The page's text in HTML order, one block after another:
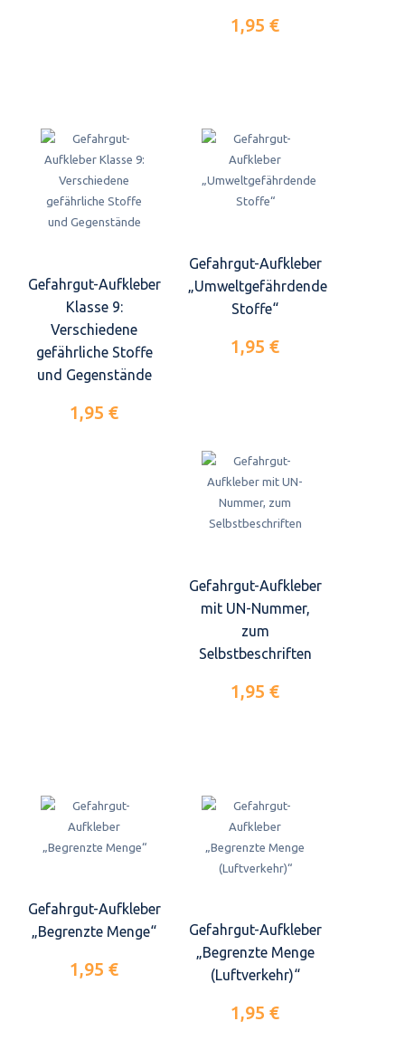
1,95 €
Gefahrgut-Aufkleber
Klasse 9:
Verschiedene
gefährliche Stoffe
und Gegenstände
1,95 €
Gefahrgut-Aufkleber
„Umweltgefährdende
Stoffe“
1,95 €
Gefahrgut-Aufkleber
mit UN-Nummer,
zum
Selbstbeschriften
1,95 €
Gefahrgut-Aufkleber
„Begrenzte Menge“
1,95 €
Gefahrgut-Aufkleber
„Begrenzte Menge
(Luftverkehr)“
1,95 €